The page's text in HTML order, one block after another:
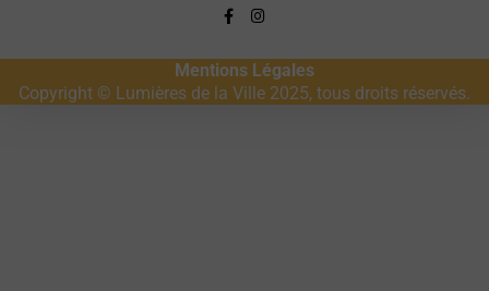
Mentions Légales
Copyright © Lumières de la Ville 2025, tous droits réservés.